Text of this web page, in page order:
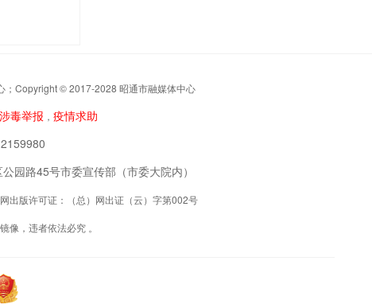
；Copyright © 2017-2028 昭通市融媒体中心
涉毒举报 ， 疫情求助
园路45号市委宣传部（市委大院内）
出版许可证：（总）网出证（云）字第002号
，违者依法必究 。